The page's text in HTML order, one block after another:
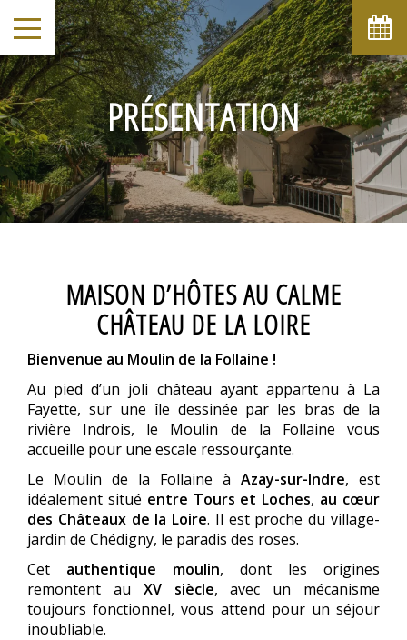
PRÉSENTATION
MAISON D’HÔTES AU CALME
CHÂTEAU DE LA LOIRE
Bienvenue au Moulin de la Follaine !
Au pied d’un joli château ayant appartenu à La
Fayette, sur une île dessinée par les bras de la
rivière Indrois, le Moulin de la Follaine vous
accueille pour une escale ressourçante.
Le Moulin de la Follaine à Azay-sur-Indre, est
idéalement situé entre Tours et Loches, au cœur
des Châteaux de la Loire. Il est proche du village-
jardin de Chédigny, le paradis des roses.
Cet authentique moulin, dont les origines
remontent au XV siècle, avec un mécanisme
toujours fonctionnel, vous attend pour un séjour
inoubliable.
août
lun mar mer jeu ven sam dim
1
-
2
-
3
-
4
-
5 6
-
7
-
8
-
9
-
10
-
11
-
12 13
-
14
-
15
- -
17
-
18
-
19
-
20
-
21
-
22
-
23
-
A partir de
-
Meilleur tarif garanti